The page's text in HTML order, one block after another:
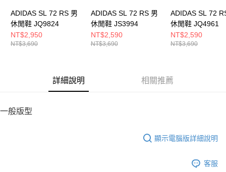
ADIDAS SL 72 RS 男
休閒鞋 JQ9824
NT$2,950
NT$3,690
ADIDAS SL 72 RS 男
休閒鞋 JS3994
NT$2,590
NT$3,690
ADIDAS SL 72
休閒鞋 JQ4961
NT$2,590
NT$3,690
詳細說明 相關推薦
一般版型
顯示電腦版詳細說明
客服